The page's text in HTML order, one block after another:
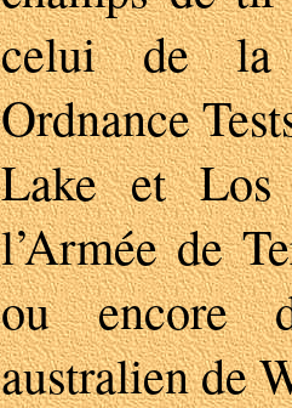
celui de la
Ordnance
Lake et Los
l’Armée de
ou encore
australien de